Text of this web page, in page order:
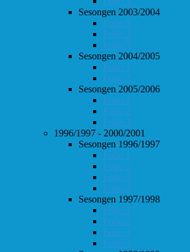
Sesongen 2003/2004
Follo 1
Follo 2
Follo 3
Sesongen 2004/2005
Follo 1
Follo 2
Sesongen 2005/2006
Follo 1
Follo 2
Follo 3
1996/1997 - 2000/2001
Sesongen 1996/1997
Follo 1
Follo 2
Follo 3
Follo 4
Sesongen 1997/1998
Follo 1
Follo 2
Follo 3
Follo 4